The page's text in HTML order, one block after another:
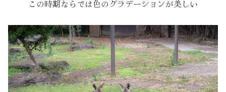
この時期ならでは色のグラデーションが美しい